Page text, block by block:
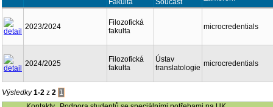
Fakulta
Součást
2023/2024
Filozofická
fakulta
microcredentials
2024/2025
Filozofická
fakulta
Ústav
translatologie microcredentials
Výsledky1-2 z 2 1